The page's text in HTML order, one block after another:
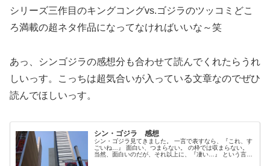
シリーズ三作目のキングコングvs.ゴジラのツッコミどこ
ろ満載の超ネタ作品になってなければいいな～笑
あっ、シンゴジラの感想分も合わせて読んでくれたらうれ
しいっす。こっちは超気合いが入っている文章なのでぜひ
読んでほしいっす。
シン・ゴジラ 感想
シン・ゴジラ見てきました。 一言で表すなら、『これ、す
ごいね…』 面白い、つまらない。 の枠では収まらない。
当然、面白いのだが、それ以上に、『凄い…』 という言葉